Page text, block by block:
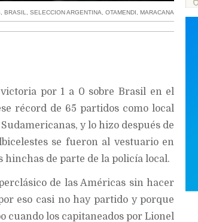
,BRASIL ,SELECCION ARGENTINA ,OTAMENDI ,MARACANA
por 1 a 0 sobre Brasil en el
récord de 65 partidos como local
y lo hizo después de
se fueron al vestuario en
hinchas de parte de la policía local.
de las Américas sin hacer
eso casi no hay partido y porque
cuando los capitaneados por Lionel